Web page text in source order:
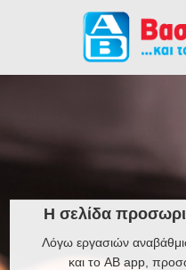
Η σελίδα
Λόγω εργασιών
και το AB app,